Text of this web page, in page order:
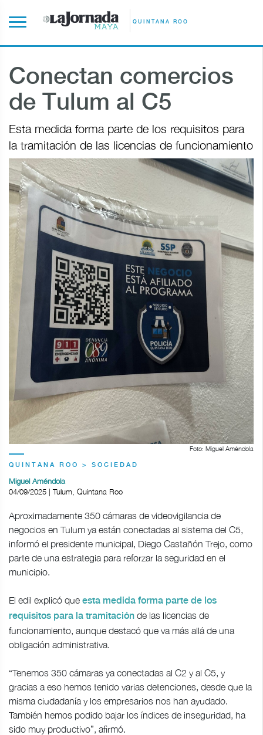
QUINTANA ROO
Conectan comercios
de Tulum al C5
Esta medida forma parte de los requisitos para
la tramitación de las licencias de funcionamiento
Foto: Miguel Améndola
QUINTANA ROO > SOCIEDAD
Miguel Améndola
04/09/2025 | Tulum, Quintana Roo
Aproximadamente 350 cámaras de videovigilancia de
negocios en Tulum ya están conectadas al sistema del C5,
informó el presidente municipal, Diego Castañón Trejo, como
parte de una estrategia para reforzar la seguridad en el
municipio.
El edil explicó que esta medida forma parte de los
requisitos para la tramitación de las licencias de
funcionamiento, aunque destacó que va más allá de una
obligación administrativa.
“Tenemos 350 cámaras ya conectadas al C2 y al C5, y
gracias a eso hemos tenido varias detenciones, desde que la
misma ciudadanía y los empresarios nos han ayudado.
También hemos podido bajar los índices de inseguridad, ha
sido muy productivo”, afirmó.